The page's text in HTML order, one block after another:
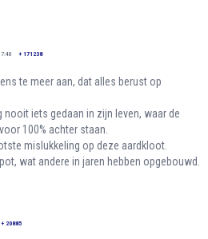
+ 171238
te meer aan, dat alles berust op
nooit iets gedaan in zijn leven, waar de
100% achter staan.
mislukkeling op deze aardkloot.
wat andere in jaren hebben opgebouwd.
+ 20885